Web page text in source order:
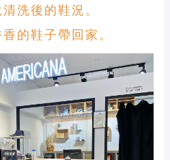
洗後的鞋況。
的鞋子帶回家。